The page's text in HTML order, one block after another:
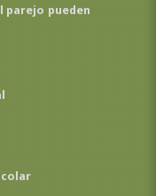
parejo pueden